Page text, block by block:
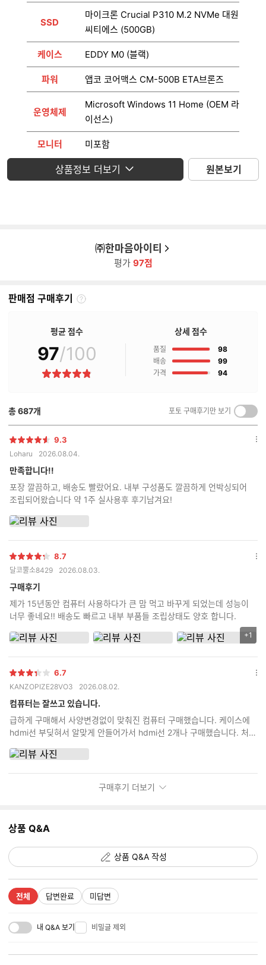
SSD
마이크론 Crucial P310 M.2 NVMe 대원
씨티에스 (500GB)
케이스 EDDY M0 (블랙)
파워 앱코 코어맥스 CM-500B ETA브론즈
운영체제
Microsoft Windows 11 Home (OEM 라
이선스)
모니터 미포함
상품정보 더보기 원본보기
㈜한마음아이티
평가 97점
판매점 구매후기
판
매
후
기
평균 점수
97/100
별
상세 점수
품질 98점
배송
99점
가격
94점
총687개 포토 구매후기만 보기
켜
기/
별
점
9.3
Loharu 2026.08.04.
만족합니다!!
포장 깔끔하고, 배송도 빨랐어요. 내부 구성품도 깔끔하게 언박싱되어
조립되어왔습니다 약 1주 실사용후 후기남겨요!
옵
별
점
8.7
달코뿔소8429 2026.08.03.
구매후기
제가 15년동안 컴퓨터 사용하다가 큰 맘 먹고 바꾸게 되었는데 성능이
너무 좋네요!! 배송도 빠르고 내부 부품들 조립상태도 양호 합니다.
리
갯
수
+1
옵
별
점
6.7
KANZOPIZE28VO3 2026.08.02.
컴퓨터는 잘쓰고 있습니다.
급하게 구매해서 사양변경없이 맞춰진 컴퓨터 구매했습니다. 케이스에
hdmi선 부딪혀서 알맞게 안들어가서 hdmi선 2개나 구매했습니다. 처음
꺼우면 케이스에 부딪혀서 안들어간다고 안내라도 해주세요.
옵
구매후기 더보기
상품 Q&A
상품 Q&A 작성
전체 답변완료 미답변
내 Q&A 보기 비밀글 제외